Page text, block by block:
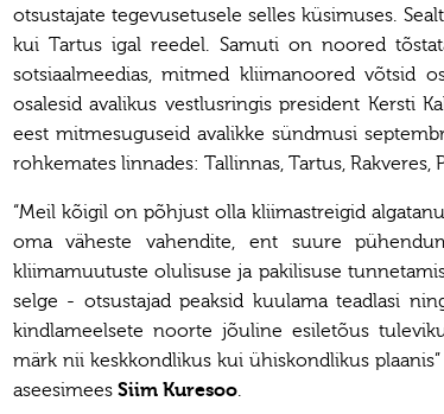
otsustajate tegevusetusele selles küsimuses.
kui Tartus igal reedel. Samuti on noored
sotsiaalmeedias, mitmed kliimanoored võtsid
osalesid avalikus vestlusringis president Kersti
eest mitmesuguseid avalikke sündmusi
rohkemates linnades: Tallinnas, Tartus, Rakveres,
“Meil kõigil on põhjust olla kliimastreigid
oma väheste vahendite, ent suure
kliimamuutuste olulisuse ja pakilisuse
selge - otsustajad peaksid kuulama teadlasi
kindlameelsete noorte jõuline esiletõus
märk nii keskkondlikus kui ühiskondlikus
aseesimees Siim Kuresoo.